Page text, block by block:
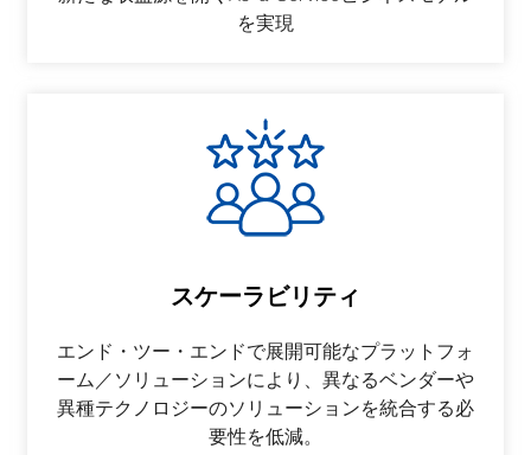
を実現
スケーラビリティ
エンド・ツー・エンドで展開可能なプラットフォ
ーム／ソリューションにより、異なるベンダーや
異種テクノロジーのソリューションを統合する必
要性を低減。